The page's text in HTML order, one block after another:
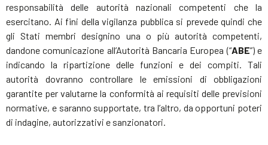
responsabilità delle autorità nazionali competenti che la
esercitano. Ai fini della vigilanza pubblica si prevede quindi che
gli Stati membri designino una o più autorità competenti,
dandone comunicazione all’Autorità Bancaria Europea (“ABE”) e
indicando la ripartizione delle funzioni e dei compiti. Tali
autorità dovranno controllare le emissioni di obbligazioni
garantite per valutarne la conformità ai requisiti delle previsioni
normative, e saranno supportate, tra l’altro, da opportuni poteri
di indagine, autorizzativi e sanzionatori.